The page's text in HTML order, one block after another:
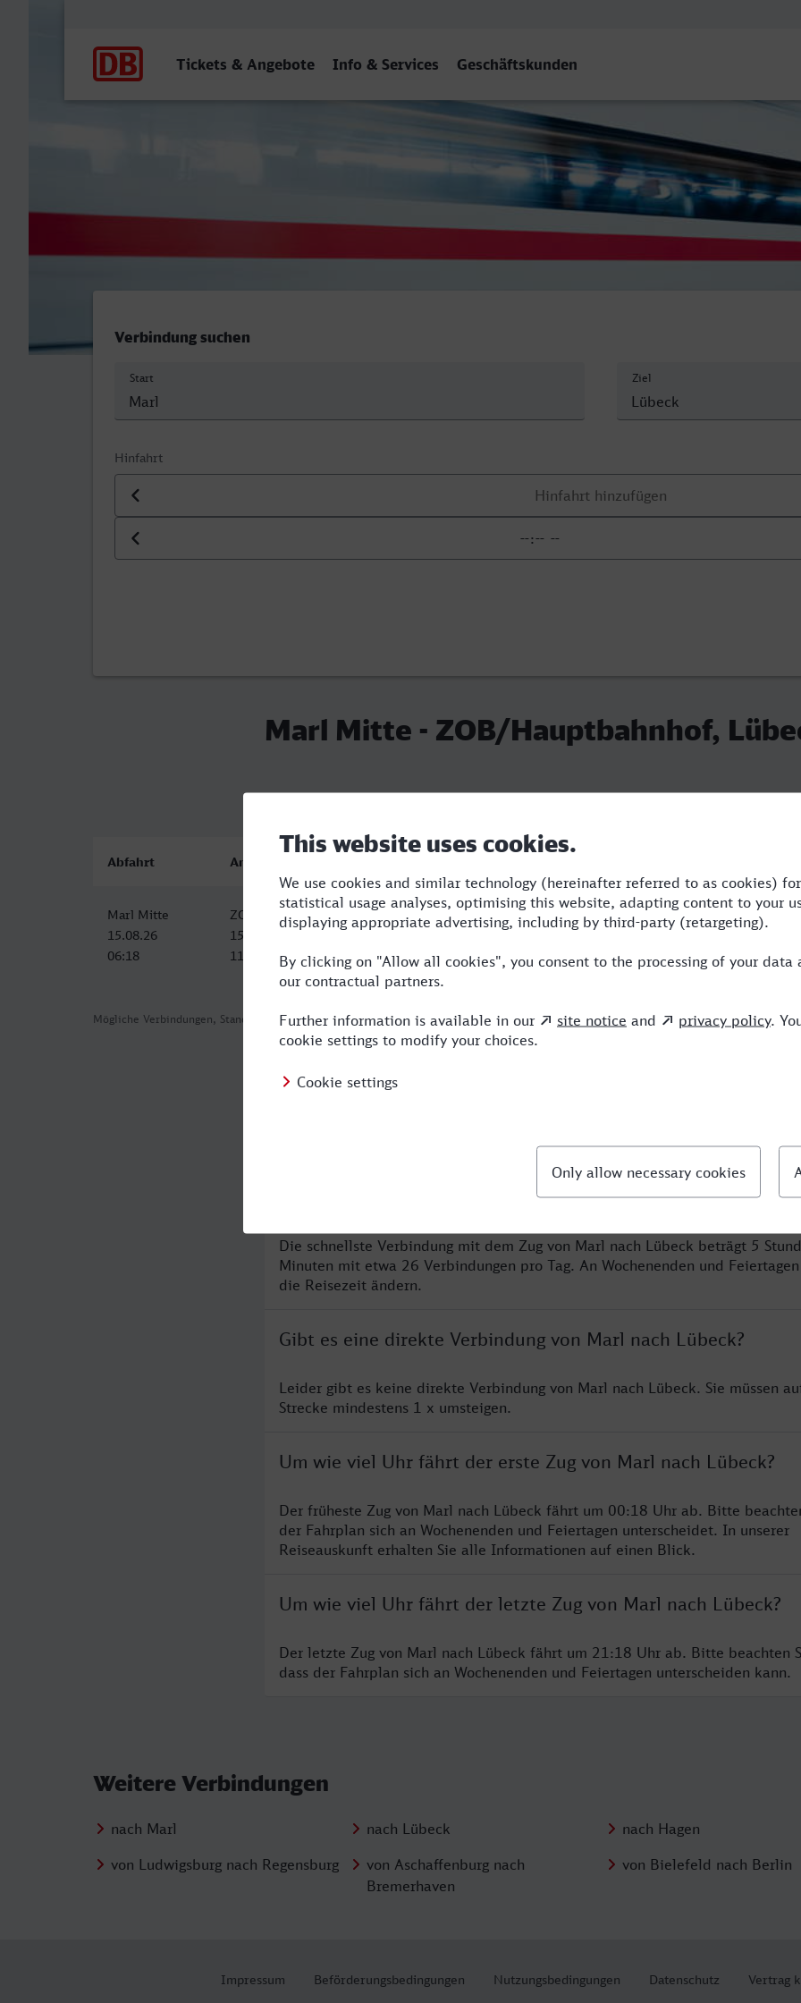
Tickets & Angebote Info & Services Geschäftskunden
Marl Mitte - ZOB/Hauptbahnhof, Lübeck
Verbindung suchen
Start Ziel
Hinfahrt
Datum der Hinfahrt
Uhrzeit der Hinfahrt
Marl Mitte - ZOB/Hauptbahnhof,
Mögliche Verbindungen, Stand: 2026-08-01 06:08
Abfahrt Ankunft
Marl Mitte
15.08.26
06:18
ZOB/Hauptbahnhof, Lübeck
15.08.26
11:56
5:38 4 BUS,S,RE,ICE
Was ist die schnellste Verbindung von Marl nach Lübeck?
Die schnellste Verbindung mit dem Zug von Marl nach Lübeck beträgt 5
Minuten mit etwa 26 Verbindungen pro Tag. An Wochenenden und
die Reisezeit ändern.
Gibt es eine direkte Verbindung von Marl nach Lübeck?
Leider gibt es keine direkte Verbindung von Marl nach Lübeck. Sie müssen
Strecke mindestens 1 x umsteigen.
Um wie viel Uhr fährt der erste Zug von Marl nach Lübeck?
Der früheste Zug von Marl nach Lübeck fährt um 00:18 Uhr ab. Bitte
der Fahrplan sich an Wochenenden und Feiertagen unterscheidet. In unserer
Reiseauskunft erhalten Sie alle Informationen auf einen Blick.
Um wie viel Uhr fährt der letzte Zug von Marl nach Lübeck?
Der letzte Zug von Marl nach Lübeck fährt um 21:18 Uhr ab. Bitte beachten
dass der Fahrplan sich an Wochenenden und Feiertagen unterscheiden kann.
Weitere Verbindungen
nach Marl nach Lübeck nach Hagen
von Ludwigsburg nach Regensburg
von Aschaffenburg nach
Bremerhaven
von Bielefeld nach Berlin
Impressum Beförderungsbedingungen Nutzungsbedingungen Datenschutz Vertrag